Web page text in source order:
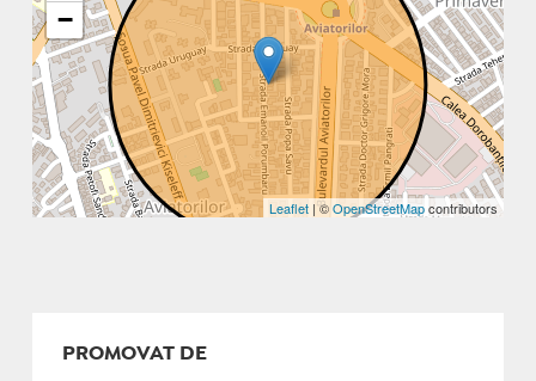
−
Leaflet | ©OpenStreetMapcontributors
PROMOVAT DE